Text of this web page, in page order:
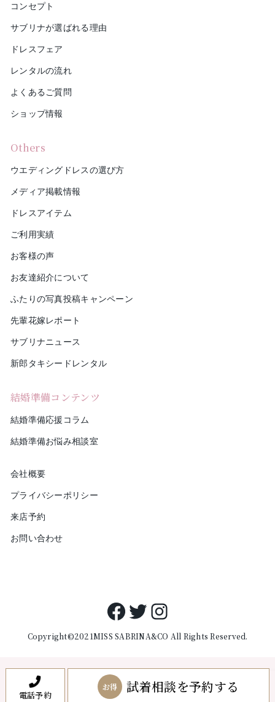
電話予約
お得 試着相談を予約する
コンセプト
サブリナが選ばれる理由
ドレスフェア
レンタルの流れ
よくあるご質問
ショップ情報
Others
ウエディングドレスの選び方
メディア掲載情報
ドレスアイテム
ご利用実績
お客様の声
お友達紹介について
ふたりの写真投稿キャンペーン
先輩花嫁レポート
サブリナニュース
新郎タキシードレンタル
結婚準備コンテンツ
結婚準備応援コラム
結婚準備お悩み相談室
会社概要
プライバシーポリシー
来店予約
お問い合わせ
Facebook
Twitter
Instagram
Copyright©2021MISS SABRINA&CO All Rights Reserved.